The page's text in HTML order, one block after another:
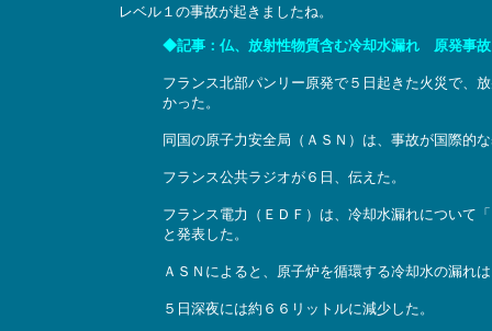
レベル１の事故が起きましたね。
◆記事：仏、放射性物質含む冷却水漏れ 原発事故
フランス北部パンリー原発で５日起きた火災で、
かった。
同国の原子力安全局（ＡＳＮ）は、事故が国際的
フランス公共ラジオが６日、伝えた。
フランス電力（ＥＤＦ）は、冷却水漏れについて
と発表した。
ＡＳＮによると、原子炉を循環する冷却水の漏れ
５日深夜には約６６リットルに減少した。